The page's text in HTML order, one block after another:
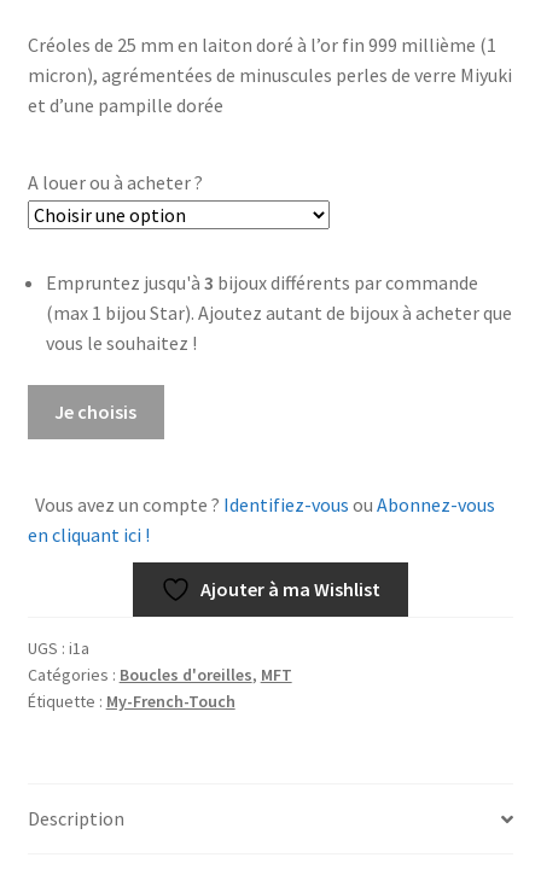
Créoles de 25 mm en laiton doré à l’or fin 999 millième (1
micron), agrémentées de minuscules perles de verre Miyuki
et d’une pampille dorée
A louer ou à acheter ?
Empruntez jusqu'à 3 bijoux différents par commande
(max 1 bijou Star). Ajoutez autant de bijoux à acheter que
vous le souhaitez !
noir
Je choisis
Vous avez un compte ? Identifiez-vous ou Abonnez-vous
en cliquant ici !
Ajouter à ma Wishlist
UGS : i1a
Catégories : Boucles d'oreilles, MFT
Étiquette : My-French-Touch
Description